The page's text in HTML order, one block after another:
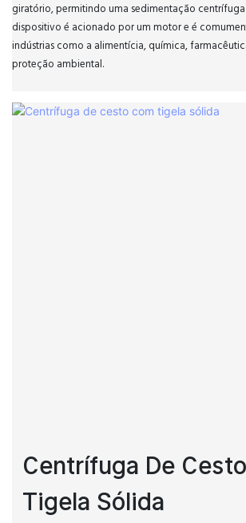
giratório, permitindo uma sedimentação
dispositivo é acionado por um motor e é
indústrias como a alimentícia, química,
proteção ambiental.
Centrífuga De
Tigela Sólida